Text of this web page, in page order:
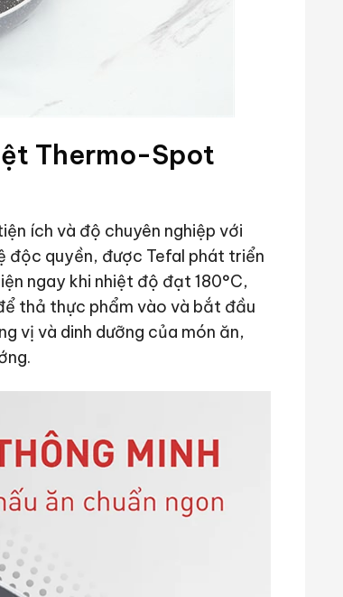
Thermo-Spot
ích và độ chuyên nghiệp với
độc quyền, được Tefal phát triển
ngay khi nhiệt độ đạt 180°C,
thả thực phẩm vào và bắt đầu
vị và dinh dưỡng của món ăn,